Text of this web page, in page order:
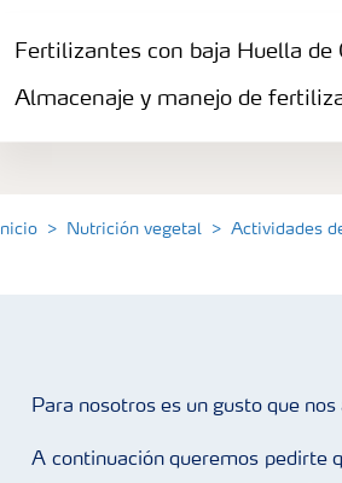
Productos
Deficiencias
Fertilizantes con baja Huella de
Almacenaje y manejo de
Inicio Nutrición vegetal Actividades
Para nosotros es un gusto que
A continuación queremos pedirte